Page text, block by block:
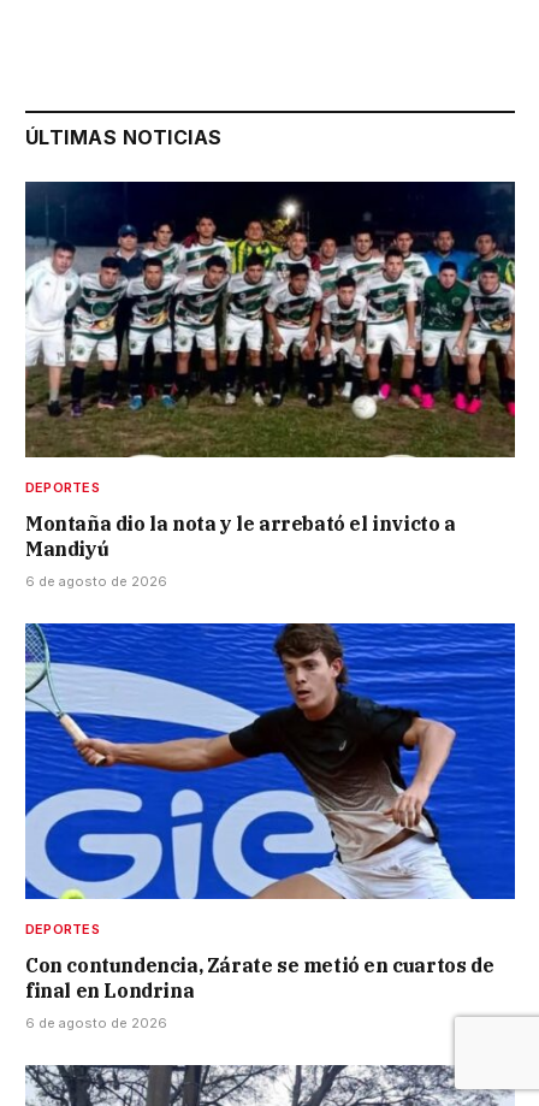
ÚLTIMAS NOTICIAS
DEPORTES
Montaña dio la nota y le arrebató el invicto a
Mandiyú
6 de agosto de 2026
DEPORTES
Con contundencia, Zárate se metió en cuartos de
final en Londrina
6 de agosto de 2026